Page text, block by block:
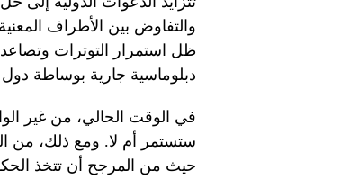
والتفاوض بين الأطراف
ظل استمرار التوترات
دبلوماسية جارية بوساطة
في الوقت الحالي، من غير
ستستمر أم لا. ومع ذلك، من
حيث من المرجح أن تتخذ